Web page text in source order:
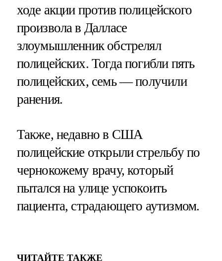
ходе акции против полицейского
произвола в Далласе
злоумышленник обстрелял
полицейских. Тогда погибли пять
полицейских, семь — получили
ранения.
Также, недавно в США
полицейские открыли стрельбу по
чернокожему врачу, который
пытался на улице успокоить
пациента, страдающего аутизмом.
ЧИТАЙТЕ ТАКЖЕ